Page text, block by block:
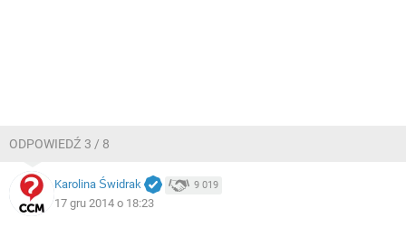
ODPOWIEDŹ 3 / 8
Karolina Świdrak 9 019
17 gru 2014 o 18:23